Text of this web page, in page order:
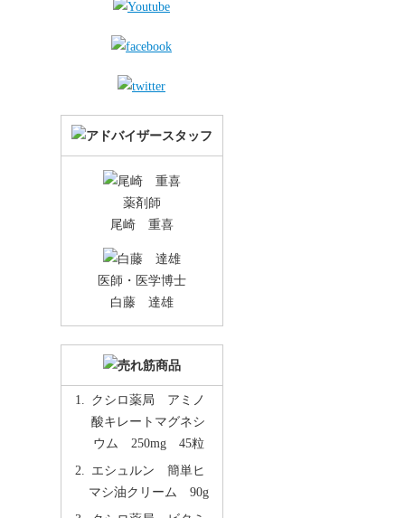
薬剤師
尾崎 重喜
医師・医学博士
白藤 達雄
クシロ薬局 アミノ
酸キレートマグネシ
ウム 250mg 45粒
エシュルン 簡単ヒ
マシ油クリーム 90g